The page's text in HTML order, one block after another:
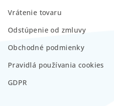
Vrátenie tovaru
Odstúpenie od zmluvy
Obchodné podmienky
Pravidlá používania cookies
GDPR